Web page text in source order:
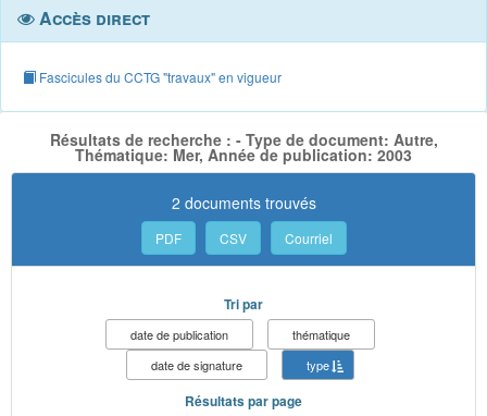
Accès direct
Fascicules du CCTG "travaux" en vigueur
Résultats de recherche : - Type de document: Autre,
Thématique: Mer, Année de publication: 2003
2 documents trouvés
PDF CSV Courriel
Tri par
date de publication
thématique
date de signature
type
Résultats par page